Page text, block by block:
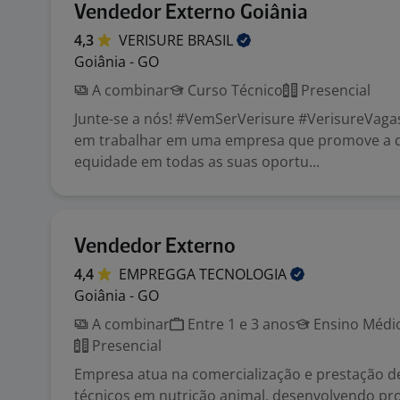
Vendedor Externo Goiânia
4,3 VERISURE BRASIL
Goiânia - GO
A combinar
Curso Técnico
Presencial
Junte-se a nós! #VemSerVerisure
em trabalhar em uma empresa que promove a
equidade em todas as suas oportu...
Vendedor Externo
4,4 EMPREGGATECNOLOGIA
Goiânia - GO
A combinar
Entre 1 e 3 anos
Ensino
Presencial
Empresa atua na comercialização e prestação
técnicos em nutrição animal, desenvolvendo